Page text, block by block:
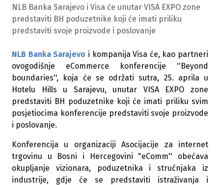
NLB Banka Sarajevo i Visa će unutar VISA EXPO zone
predstaviti BH poduzetnike koji će imati priliku
predstaviti svoje proizvode i poslovanje
NLB Banka Sarajevo i kompanija Visa će, kao partneri
ovogodišnje eCommerce konferencije ''Beyond
boundaries'', koja će se održati sutra, 25. aprila u
Hotelu Hills u Sarajevu, unutar VISA EXPO zone
predstaviti BH poduzetnike koji će imati priliku svim
posjetiocima konferencije predstaviti svoje proizvode
i poslovanje.
Konferencija u organizaciji Asocijacije za internet
trgovinu u Bosni i Hercegovini "eComm'' obećava
okupljanje vizionara, poduzetnika i stručnjaka iz
industrije, gdje će se predstaviti istraživanja i